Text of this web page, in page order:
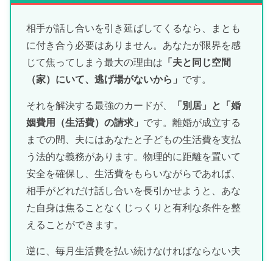
相手が話し合いを引き延ばしてくるなら、まとも
に付き合う必要はありません。あなたが限界を感
じて焦ってしまう最大の理由は 「夫と同じ空間
（家）にいて、逃げ場がないから」 です。
それを解決する最強のカードが、
「別居」と「婚
姻費用（生活費）の請求」 です。離婚が成立する
までの間、夫にはあなたと子どもの生活費を支払
う法的な義務があります。物理的に距離を置いて
安全を確保し、生活費をもらいながらであれば、
相手がどれだけ話し合いを長引かせようと、あな
た自身は焦ることなくじっくりと有利な条件を整
えることができます。
逆に、毎月生活費を払い続けなければならない夫